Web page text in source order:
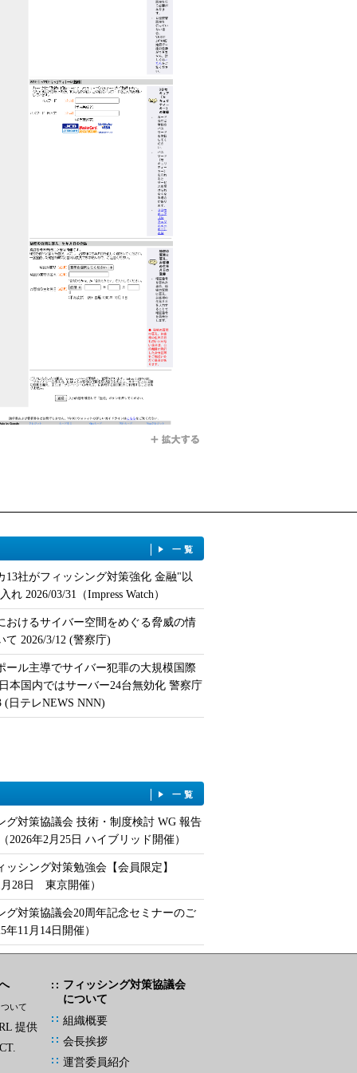
一覧
13社がフィッシング対策強化 金融"以
れ 2026/03/31（Impress Watch）
おけるサイバー空間をめぐる脅威の情
て 2026/3/12 (警察庁)
ール主導でサイバー犯罪の大規模国際
本国内ではサーバー24台無効化 警察庁
(日テレNEWS NNN)
一覧
グ対策協議会 技術・制度検討 WG 報告
2026年2月25日 ハイブリッド開催）
ッシング対策勉強会【会員限定】
28日 東京開催）
グ対策協議会20周年記念セミナーのご
年11月14日開催）
いて
提供
フィッシング対策協議会
について
組織概要
会長挨拶
運営委員紹介